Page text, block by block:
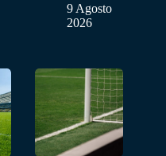
9 Agosto
2026